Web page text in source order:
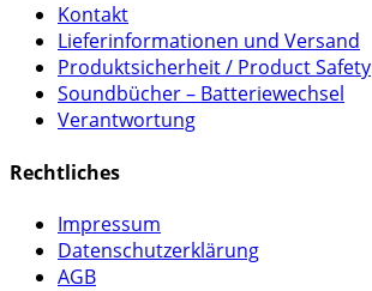
Kontakt
Lieferinformationen und Versand
Produktsicherheit / Product Safety
Soundbücher – Batteriewechsel
Verantwortung
Rechtliches
Impressum
Datenschutzerklärung
AGB